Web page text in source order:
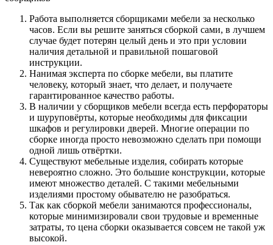
Работа выполняется сборщиками мебели за несколько
часов. Если вы решите заняться сборкой сами, в лучшем
случае будет потерян целый день и это при условии
наличия детальной и правильной пошаговой
инструкции.
Нанимая эксперта по сборке мебели, вы платите
человеку, который знает, что делает, и получаете
гарантированное качество работы.
В наличии у сборщиков мебели всегда есть перфораторы
и шуруповёрты, которые необходимы для фиксации
шкафов и регулировки дверей. Многие операции по
сборке иногда просто невозможно сделать при помощи
одной лишь отвёртки.
Существуют мебельные изделия, собирать которые
невероятно сложно. Это большие конструкции, которые
имеют множество деталей. С такими мебельными
изделиями простому обывателю не разобраться.
Так как сборкой мебели занимаются профессионалы,
которые минимизировали свои трудовые и временные
затраты, то цена сборки оказывается совсем не такой уж
высокой.